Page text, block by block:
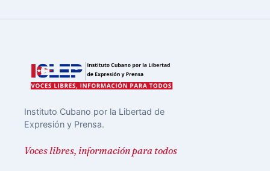
Instituto Cubano por la Libertad de
Expresión y Prensa.
Voces libres, información para todos